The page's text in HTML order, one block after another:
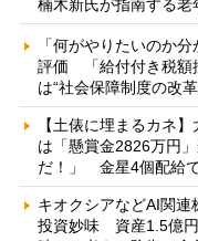
楠木新氏が指南する
「何がやりたいのか
評価 「給付付き税額
は“社会保障制度の改
【土俵に埋まるカネ
は「懸賞金2826万円
だ！」 金星4個配給
キオクシアなどAI関連
投資妙味 資産1.5億円